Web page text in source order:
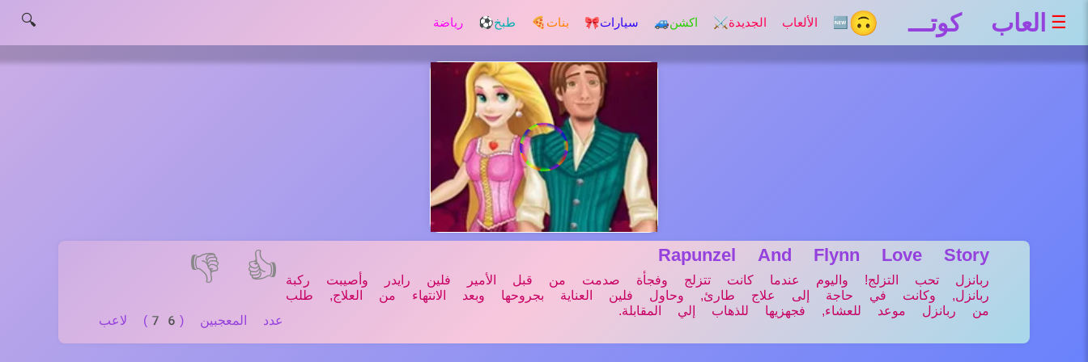
☰ العاب كوتـــ 🙃 🆕 الألعاب الجديدة ⚔️ اكشن🚙 سيارات🎀 بنات 🍕 طبخ⚽ رياضة 🔍
👍
👎
عدد المعجبين (76) لاعب
Rapunzel And Flynn Love Story
ربانزل تحب التزلج! واليوم عندما كانت تتزلج وفجأة صدمت من قبل الأمير فلين رايدر وأصيبت ركبة
ربانزل, وكانت في حاجة إلى علاج طارئ, وحاول فلين العناية بجروحها وبعد الانتهاء من العلاج, طلب
من ربانزل موعد للعشاء, فجهزيها للذهاب إلي المقابلة.